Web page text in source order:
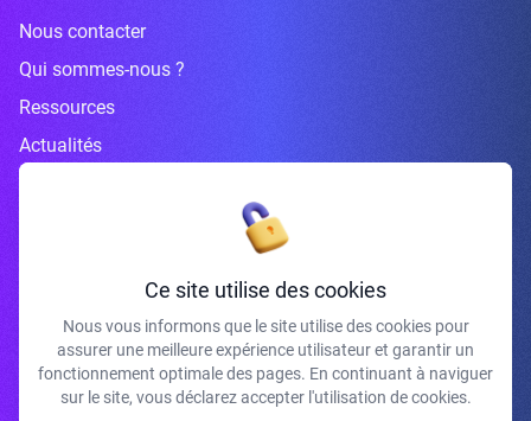
Nous contacter
Qui sommes-nous ?
Ressources
Actualités
Inscrivez-vous à la newsletter
J'accepte de recevoir vos e-mails et confirme avoir pris connaissance de
votre politique de confidentialité et mentions légales.
Ce site utilise des cookies
Nous vous informons que le site utilise des cookies pour
assurer une meilleure expérience utilisateur et garantir un
fonctionnement optimale des pages. En continuant à naviguer
sur le site, vous déclarez accepter l'utilisation de cookies.